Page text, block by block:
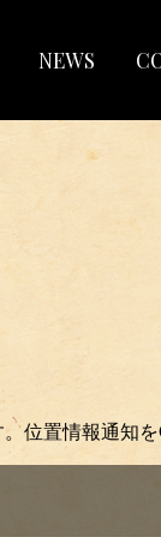
NEWS
位置情報通知を